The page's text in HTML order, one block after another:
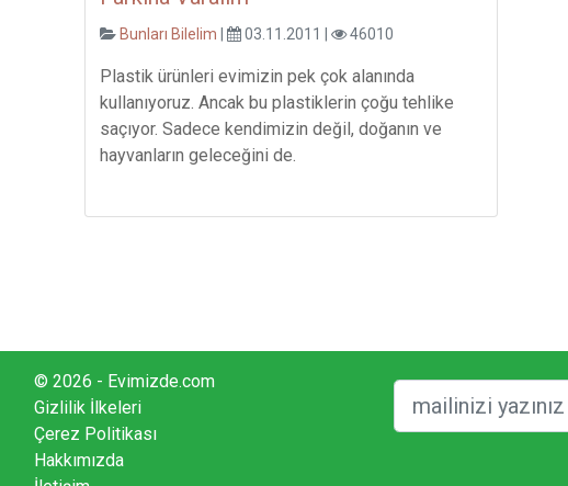
Bunları Bilelim 03.11.2011 | 46010
Plastik ürünleri evimizin pek çok alanında
kullanıyoruz. Ancak bu plastiklerin çoğu tehlike
saçıyor. Sadece kendimizin değil, doğanın ve
hayvanların geleceğini de.
© 2026 - Evimizde.com
Gizlilik İlkeleri
Çerez Politikası
Hakkımızda